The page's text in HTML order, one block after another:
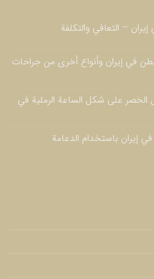
– التعافي والتكلفة
في إيران وأنواع أخرى من جراحات
الخصر على شكل الساعة الرملية في
في إيران باستخدام الدعامة